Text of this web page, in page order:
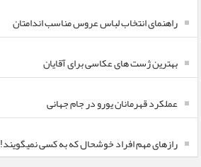
راهنمای انتخاب لباس عروس مناسب اندامتان
بهترین ژست های عکاسی برای آقایان
عملکرد قهرمانان یورو در جام جهانی
رازهای مهم افراد خوشحال که به کسی نمیگویند!